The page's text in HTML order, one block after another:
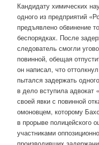
Кандидату химических
одного из предприятий
предъявлено обвинение
беспорядках. После
следователь смогли
повинной, обещая
он написал, что
пытался задержать
в дело вступила адвокат
своей явки с повинной
омоновцем, которому
в прорыве полицейского
участниками